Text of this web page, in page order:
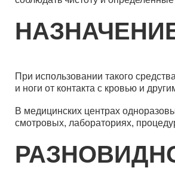
При использовании такого
и ноги от контакта с кровью и
В медицинских центрах
смотровых, лабораториях,